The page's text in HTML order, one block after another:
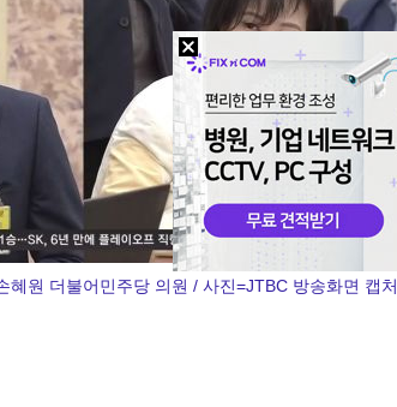
라이프
만화
혜원 더불어민주당 의원 / 사진=JTBC 방송화면 캡처